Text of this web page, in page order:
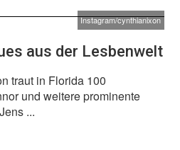
Instagram/cynthianixon
aus der Lesbenwelt
traut in Florida 100
und weitere prominente
...